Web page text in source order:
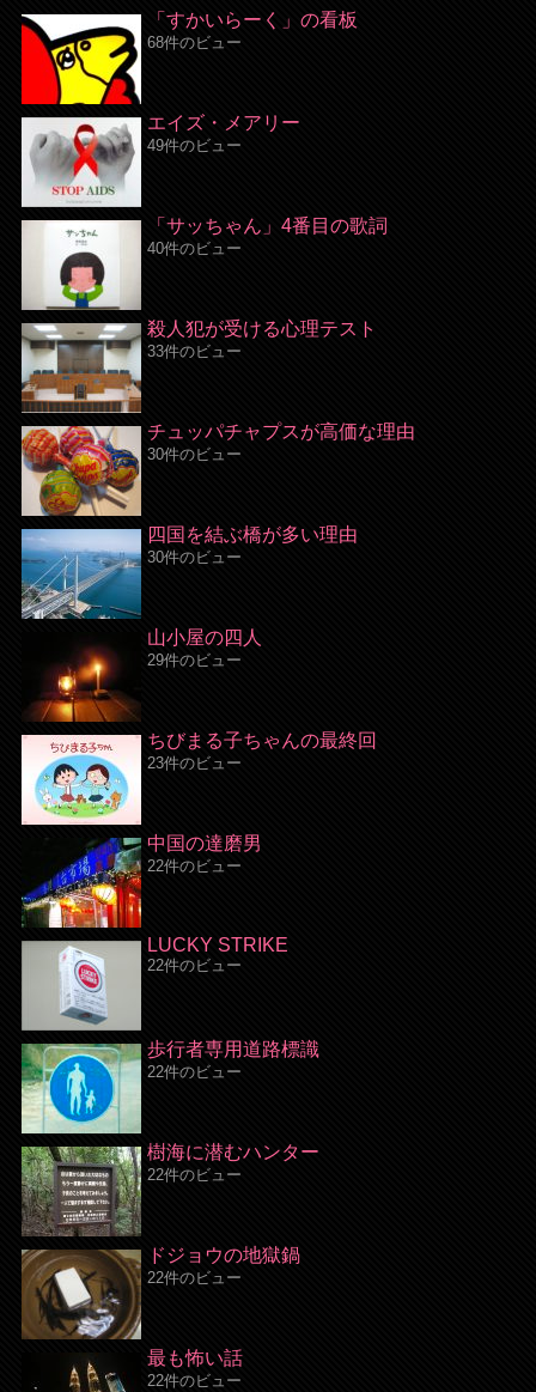
「すかいらーく」の看板
68件のビュー
エイズ・メアリー
49件のビュー
「サッちゃん」4番目の歌詞
40件のビュー
殺人犯が受ける心理テスト
33件のビュー
チュッパチャプスが高価な理由
30件のビュー
四国を結ぶ橋が多い理由
30件のビュー
山小屋の四人
29件のビュー
ちびまる子ちゃんの最終回
23件のビュー
中国の達磨男
22件のビュー
LUCKY STRIKE
22件のビュー
歩行者専用道路標識
22件のビュー
樹海に潜むハンター
22件のビュー
ドジョウの地獄鍋
22件のビュー
最も怖い話
22件のビュー